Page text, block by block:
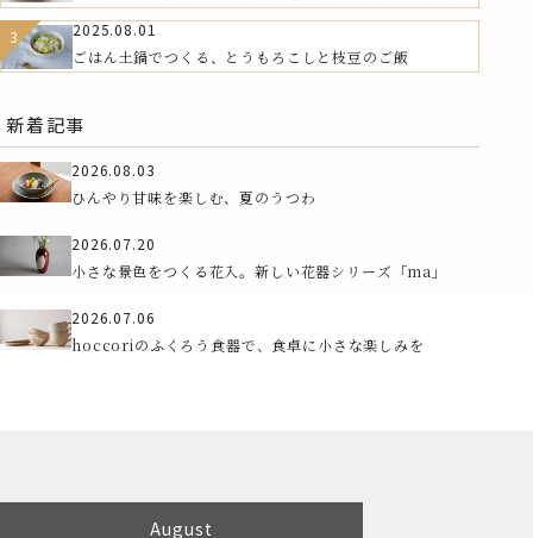
すめの器
2025.08.01
ごはん土鍋でつくる、とうもろこしと枝豆のご飯
新着記事
2026.08.03
ひんやり甘味を楽しむ、夏のうつわ
2026.07.20
小さな景色をつくる花入。新しい花器シリーズ「ma」
2026.07.06
hoccoriのふくろう食器で、食卓に小さな楽しみを
August